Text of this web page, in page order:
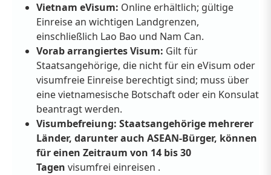
Vietnam eVisum: Online erhältlich; gültige
Einreise an wichtigen Landgrenzen,
einschließlich Lao Bao und Nam Can.
Vorab arrangiertes Visum: Gilt für
Staatsangehörige, die nicht für ein eVisum oder
visumfreie Einreise berechtigt sind; muss über
eine vietnamesische Botschaft oder ein Konsulat
beantragt werden.
Visumbefreiung: Staatsangehörige mehrerer
Länder, darunter auch ASEAN-Bürger, können
für einen Zeitraum von 14 bis 30
Tagen visumfrei einreisen .